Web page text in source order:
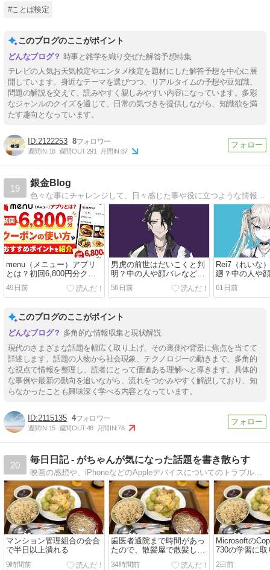
#ことば検定
このブログのここがポイント
時事と雑学を織り交ぜた解答予想特集
テレビの人気お天気検定やエンタメ検定を題材にした解答予想を中心に展
開しています。身近なテーマを選びつつ、リアルタイムの予想や豆知識、
問題の解説を交えて、読みやすく親しみやすい内容になっています。多彩
なジャンルのクイズを通じて、日常の気づきを提供しながら、知識欲を満
たす趣向となっています。
2122253 8
週間IN:18 週間OUT:291 月間IN:87
19
銀金Blog
menu（メニュー）アプリ
とは？初回6,800円分クー
ポンの使い方やおすすめポ
イントを紹介
49日前
男虎の前世はだいこくと判
明？中の人や顔バレなど現
在わかっている情報まとめ
56日前
Rei7（れいな
廻？中の人や
在わかってい
61日前
このブログのここがポイント
多角的な情報収集と現状解説
現代のさまざまな話題を幅広く取り上げ、その裏側や背景に焦点を当てて
詳述します。話題の人物から社会現象、テクノロジーの動きまで、多角的
な視点で情報を整理し、読者にとって価値ある理解へと導きます。具体的
な事例や最新の動向を追いながら、流れをつかみやすく解説しており、知
らなかったことも興味深く学べる内容となっています。
2115135 4
週間IN:15 週間OUT:48 月間IN:78
20
毎日日記 - がちゃんが気になった話題を書き散らす
映画の感想や、iPhoneなどのAppleデバイスについてのトラブル解決、旅行に行った際のライブ書き込み、音楽のライブの感想、その他気になるニュースについての感想など、気になった話題を書き散らしています。
マンション管理組合の会合
で半日以上潰れる
9時間前
歯医者通院まで時間があっ
たので、散髪屋で散髪して
もらう
34時間前
Microsoftの
730の学習に取
2日前